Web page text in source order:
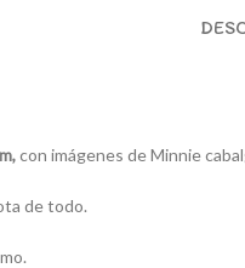
con imágenes de Minnie
de todo.